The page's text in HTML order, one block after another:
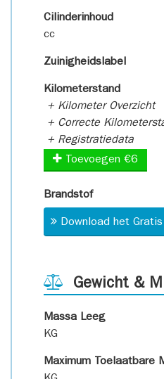
Cilinderinhoud
cc
Zuinigheidslabel
Kilometerstand
+ Kilometer Overzicht
+ Correcte
+ Registratiedata
Toevoegen €6
Brandstof
Download het
Gewicht &
Massa Leeg
KG
Maximum Toelaatbare